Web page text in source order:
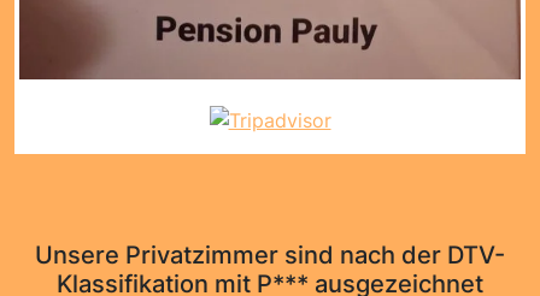
Unsere Privatzimmer sind nach der DTV-
Klassifikation mit P*** ausgezeichnet